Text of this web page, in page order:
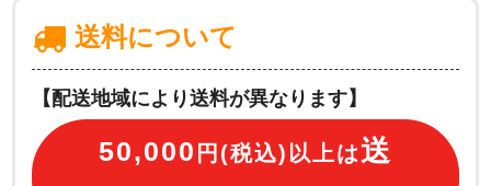
送料について
【配送地域により送料が異なります】
50,000 円(税込)以上は送